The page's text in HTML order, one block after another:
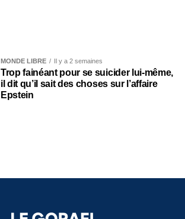
MONDE LIBRE Il y a 2 semaines
Trop fainéant pour se suicider lui-même,
il dit qu’il sait des choses sur l’affaire
Epstein